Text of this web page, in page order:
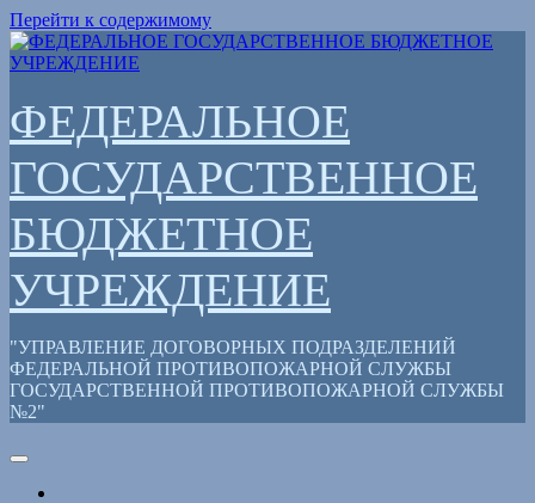
Перейти к содержимому
ФЕДЕРАЛЬНОЕ
ГОСУДАРСТВЕННОЕ
БЮДЖЕТНОЕ
УЧРЕЖДЕНИЕ
"УПРАВЛЕНИЕ ДОГОВОРНЫХ ПОДРАЗДЕЛЕНИЙ
ФЕДЕРАЛЬНОЙ ПРОТИВОПОЖАРНОЙ СЛУЖБЫ
ГОСУДАРСТВЕННОЙ ПРОТИВОПОЖАРНОЙ СЛУЖБЫ
№2"